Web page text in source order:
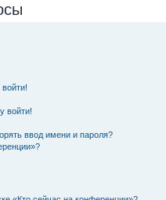
войти!
ввод имени и пароля?